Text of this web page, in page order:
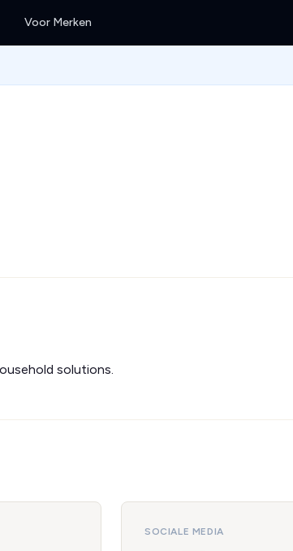
Voor Merken
solutions.
SOCIALE MEDIA